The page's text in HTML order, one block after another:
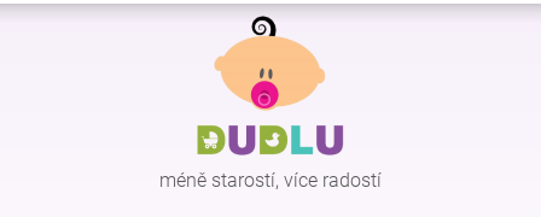
Z
méně starostí, více radostí